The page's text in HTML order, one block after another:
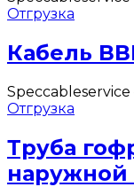
Отгрузка
Кабель
Speccableservice
Отгрузка
Труба
наружной